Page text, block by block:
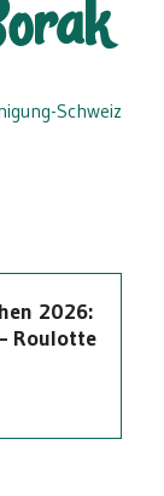
2026:
Roulotte